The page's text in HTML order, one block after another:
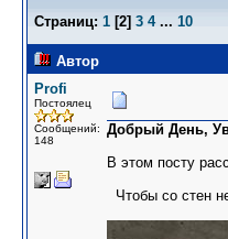
Страниц: 1 [2] 3 4 ... 10
Автор
Profi
Постоялец
Сообщений:
148
Добрый День,
В этом посту
Чтобы со стен